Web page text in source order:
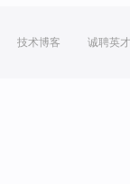
技术博客 诚聘英才